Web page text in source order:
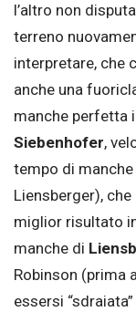
l’altro non
terreno
interpretare, che
anche una
manche perfetta
Siebenhofer,
tempo di
Liensberger),
miglior risultato
manche di
Robinson (prima
essersi